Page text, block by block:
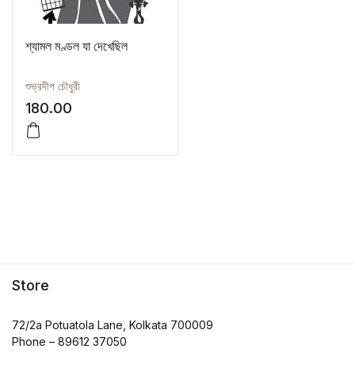
শ্যামল মণ্ডল যা দেখেছিল
শুভ্রদীপ চৌধুরী
180.00
Store
72/2a Potuatola Lane, Kolkata 700009
Phone – 89612 37050